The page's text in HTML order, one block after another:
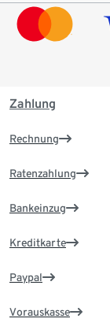
Zahlung
Rechnung
Ratenzahlung
Bankeinzug
Kreditkarte
Paypal
Vorauskasse